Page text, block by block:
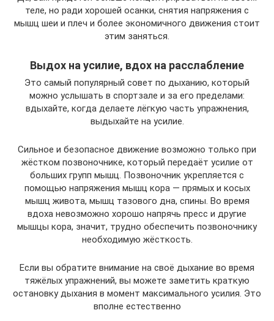
теле, но ради хорошей осанки, снятия напряжения с
мышц шеи и плеч и более экономичного движения стоит
этим заняться.
Выдох на усилие, вдох на расслабление
Это самый популярный совет по дыханию, который
можно услышать в спортзале и за его пределами:
вдыхайте, когда делаете лёгкую часть упражнения,
выдыхайте на усилие.
Сильное и безопасное движение возможно только при
жёстком позвоночнике, который передаёт усилие от
больших групп мышц. Позвоночник укрепляется с
помощью напряжения мышц кора — прямых и косых
мышц живота, мышц тазового дна, спины. Во время
вдоха невозможно хорошо напрячь пресс и другие
мышцы кора, значит, трудно обеспечить позвоночнику
необходимую жёсткость.
Если вы обратите внимание на своё дыхание во время
тяжёлых упражнений, вы можете заметить краткую
остановку дыхания в момент максимального усилия. Это
вполне естественно